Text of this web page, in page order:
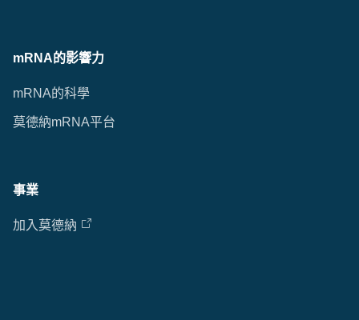
mRNA的影響力
mRNA的科學
莫德納mRNA平台
事業
加入莫德納